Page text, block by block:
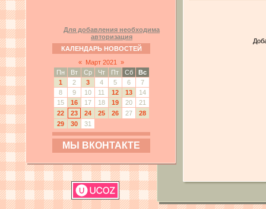
Для добавления необходима
авторизация
КАЛЕНДАРЬ НОВОСТЕЙ
« Март 2021
»
Пн
Вт Ср Чт Пт Сб
Вс
1
2 3 4 5 6
7
8
9 10 11 12 13
14
15
16 17 18 19 20
21
22
23 24 25 26 27
28
29
30 31
МЫ ВКОНТАКТЕ